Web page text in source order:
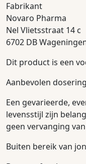
Fabrikant
Novaro Pharma
Nel Vlietsstraat 14 c
6702 DB
Dit product is een
Aanbevolen
Een gevarieerde,
levensstijl zijn
geen vervanging
Buiten bereik van